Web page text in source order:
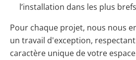
l’installation dans les plus
Pour chaque projet, nous nous
un travail d'exception,
caractère unique de votre